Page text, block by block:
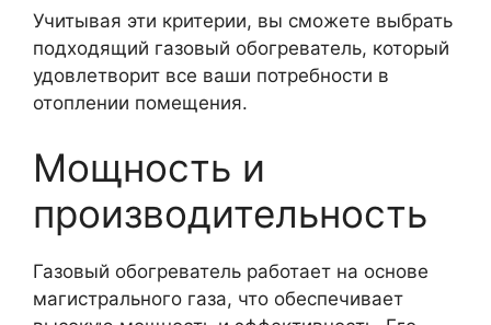
Учитывая эти критерии, вы сможете выбрать
подходящий газовый обогреватель, который
удовлетворит все ваши потребности в
отоплении помещения.
Мощность и
производительность
Газовый обогреватель работает на основе
магистрального газа, что обеспечивает